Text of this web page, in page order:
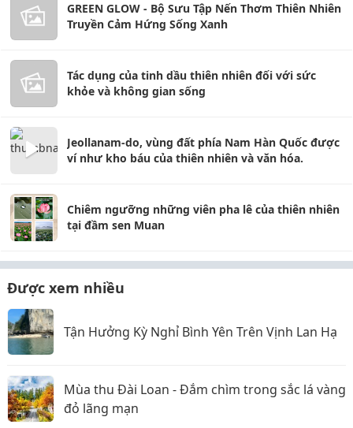
GREEN GLOW - Bộ Sưu Tập Nến Thơm Thiên Nhiên
Truyền Cảm Hứng Sống Xanh
Tác dụng của tinh dầu thiên nhiên đối với sức
khỏe và không gian sống
Jeollanam-do, vùng đất phía Nam Hàn Quốc được
ví như kho báu của thiên nhiên và văn hóa.
Chiêm ngưỡng những viên pha lê của thiên nhiên
tại đầm sen Muan
Được xem nhiều
Tận Hưởng Kỳ Nghỉ Bình Yên Trên Vịnh Lan Hạ
Mùa thu Đài Loan - Đắm chìm trong sắc lá vàng
đỏ lãng mạn